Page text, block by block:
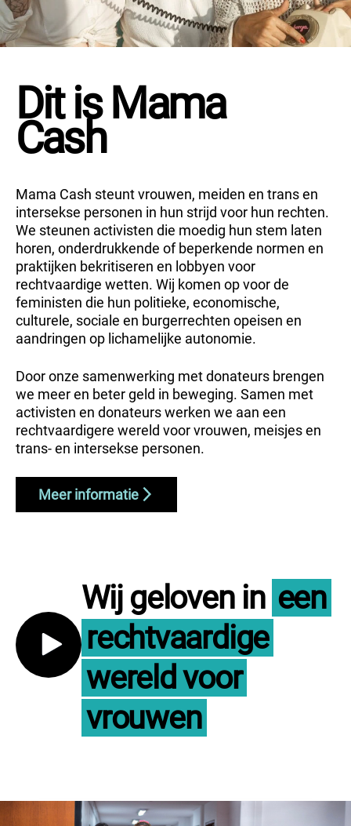
Dit is Mama
Cash
Mama Cash steunt vrouwen, meiden en trans en
intersekse personen in hun strijd voor hun rechten.
We steunen activisten die moedig hun stem laten
horen, onderdrukkende of beperkende normen en
praktijken bekritiseren en lobbyen voor
rechtvaardige wetten. Wij komen op voor de
feministen die hun politieke, economische,
culturele, sociale en burgerrechten opeisen en
aandringen op lichamelijke autonomie.
Door onze samenwerking met donateurs brengen
we meer en beter geld in beweging. Samen met
activisten en donateurs werken we aan een
rechtvaardigere wereld voor vrouwen, meisjes en
trans- en intersekse personen.
Meer informatie
Video
afspelen
Wij geloven in een
rechtvaardige
wereld voor
vrouwen